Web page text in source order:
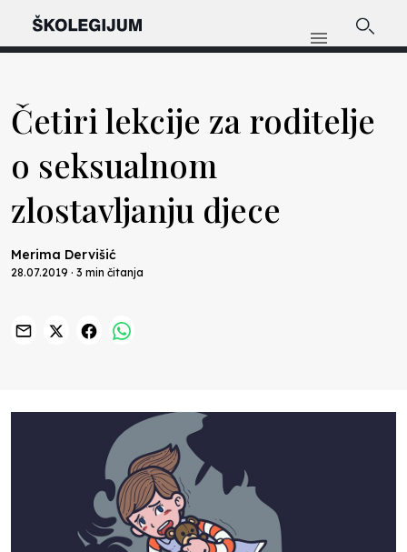
Četiri lekcije za roditelje
o seksualnom
zlostavljanju djece
Merima Dervišić
28.07.2019 · 3 min čitanja